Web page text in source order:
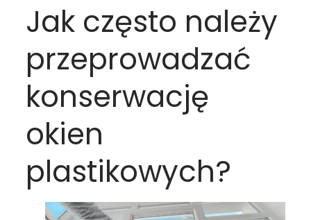
Jak często należy
przeprowadzać
konserwację
okien
plastikowych?